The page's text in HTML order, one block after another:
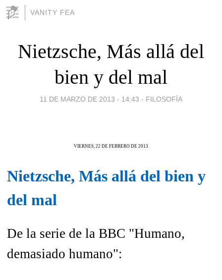
VANITY FEA
Nietzsche, Más allá del
bien y del mal
11 DE MARZO DE 2013 - 14:43 - FILOSOFÍA
VIERNES, 22 DE FEBRERO DE 2013
Nietzsche, Más allá del bien y
del mal
De la serie de la BBC "Humano,
demasiado humano":